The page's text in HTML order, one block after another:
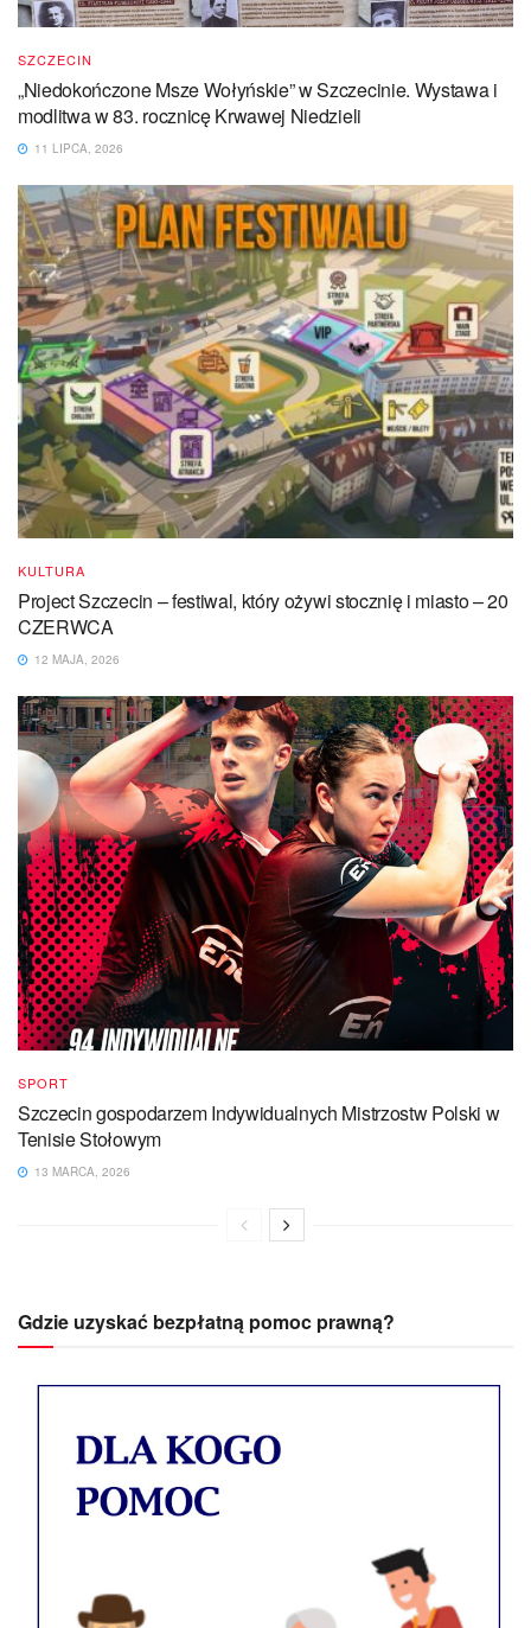
SZCZECIN
„Niedokończone Msze Wołyńskie” w Szczecinie. Wystawa i
modlitwa w 83. rocznicę Krwawej Niedzieli
11 LIPCA, 2026
KULTURA
Project Szczecin – festiwal, który ożywi stocznię i miasto – 20
CZERWCA
12 MAJA, 2026
SPORT
Szczecin gospodarzem Indywidualnych Mistrzostw Polski w
Tenisie Stołowym
13 MARCA, 2026
Gdzie uzyskać bezpłatną pomoc prawną?